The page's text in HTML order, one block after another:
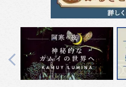
Previous